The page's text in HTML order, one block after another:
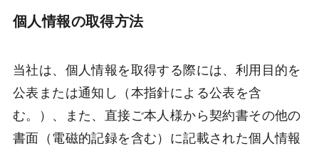
個人情報の取得方法
当社は、個人情報を取得する際には、利用目的を
公表または通知し（本指針による公表を含
む。）、また、直接ご本人様から契約書その他の
書面（電磁的記録を含む）に記載された個人情報